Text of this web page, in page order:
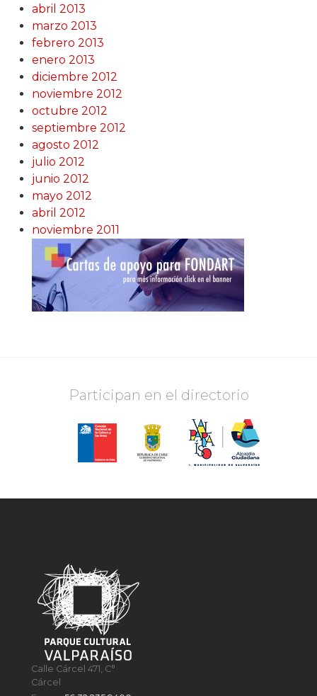
abril 2013
marzo 2013
febrero 2013
enero 2013
diciembre 2012
noviembre 2012
octubre 2012
septiembre 2012
agosto 2012
julio 2012
junio 2012
mayo 2012
abril 2012
noviembre 2011
Participan en el directorio
Calle Cárcel 471, C°
Cárcel